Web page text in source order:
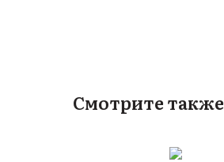
Смотрите также